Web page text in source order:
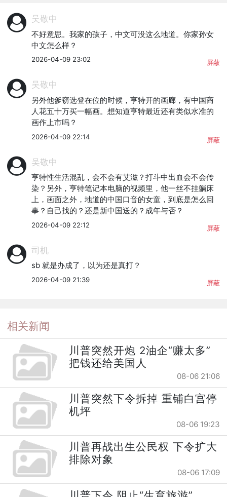
吴敬中
不好意思。我家的孩子，中文可没这么地道。你家孙女
中文怎么样？
2026-04-09 23:02 屏蔽
吴敬中
另外他爹窃选登在位的时候，亨特开的画廊，有中国商
人花五十万买一幅画。想知道亨特最近还有类似水准的
画作上市吗？
2026-04-09 22:14 屏蔽
吴敬中
亨特性生活混乱，会不会有艾滋？打斗中出血会不会传
染？另外，亨特笔记本电脑的视频里，他一丝不挂躺床
上，画面之外，地道的中国口音的女童，到底是怎么回
事？自己找的？还是新中国送的？成年与否？
2026-04-09 22:12 屏蔽
司机
sb 就是办成了，以为还是真打？
2026-04-09 21:39 屏蔽
相关新闻
川普突然开炮 2油企“赚太多”
把钱还给美国人
08-06 21:06
川普突然下令拆掉 重铺白宫停
机坪
08-06 19:23
川普再战出生公民权 下令扩大
排除对象
08-06 17:09